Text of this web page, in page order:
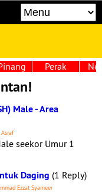
Perak
Male - Area
seekor Umur 1
Daging (1 Reply)
Ezzat Syameer